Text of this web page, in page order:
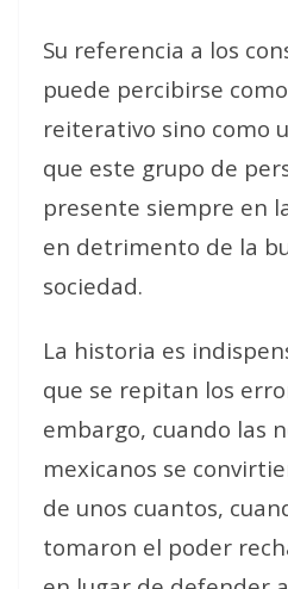
Su referencia a los
puede percibirse
reiterativo sino como
que este grupo de
presente siempre en
en detrimento de la
sociedad.
La historia es
que se repitan los
embargo, cuando las
mexicanos se
de unos cuantos,
tomaron el poder